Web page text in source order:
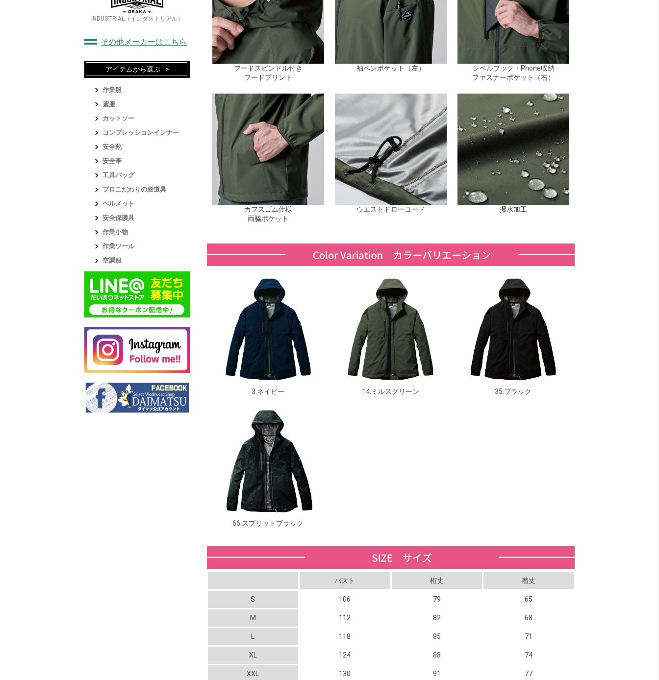
フードスピンドル付き
フードプリント
袖ペンポケット（左）
レベルブック・Phone収納
ファスナーポケット（右）
カフスゴム仕様
両脇ポケット
ウエストドローコード 撥水加工
3.ネイビー 14.ミルスグリーン 35.ブラック
66.スプリットブラック
バスト 桁丈 着丈
S 106 79 65
M 112 82 68
118 85 71
XL 124 88 74
XXL 130 91 77
INDUSTRIAL（インダストリアル）
その他メーカーはこちら
アイテムから選ぶ
作業服
鳶服
カットソー
コンプレッションインナー
安全靴
安全帯
工具バッグ
プロこだわりの腰道具
ヘルメット
安全保護具
作業小物
作業ツール
空調服